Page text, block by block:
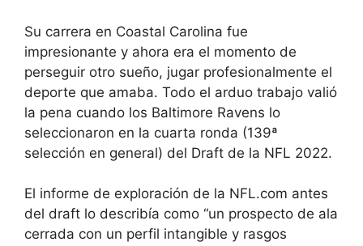
Su carrera en Coastal Carolina fue
impresionante y ahora era el momento de
perseguir otro sueño, jugar profesionalmente el
deporte que amaba. Todo el arduo trabajo valió
la pena cuando los Baltimore Ravens lo
seleccionaron en la cuarta ronda (139ª
selección en general) del Draft de la NFL 2022.
El informe de exploración de la NFL.com antes
del draft lo describía como “un prospecto de ala
cerrada con un perfil intangible y rasgos